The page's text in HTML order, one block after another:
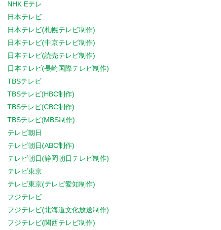
NHK Eテレ
日本テレビ
日本テレビ(札幌テレビ制作)
日本テレビ(中京テレビ制作)
日本テレビ(読売テレビ制作)
日本テレビ(長崎国際テレビ制作)
TBSテレビ
TBSテレビ(HBC制作)
TBSテレビ(CBC制作)
TBSテレビ(MBS制作)
テレビ朝日
テレビ朝日(ABC制作)
テレビ朝日(静岡朝日テレビ制作)
テレビ東京
テレビ東京(テレビ愛知制作)
フジテレビ
フジテレビ(北海道文化放送制作)
フジテレビ(関西テレビ制作)